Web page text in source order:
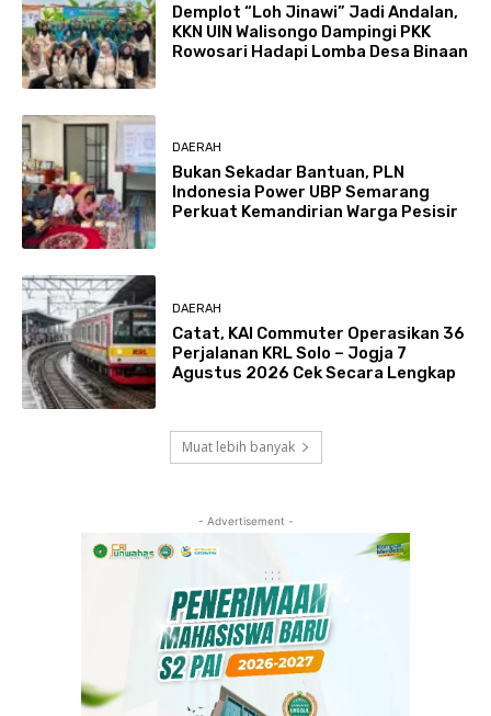
Demplot “Loh Jinawi” Jadi Andalan,
KKN UIN Walisongo Dampingi PKK
Rowosari Hadapi Lomba Desa Binaan
DAERAH
Bukan Sekadar Bantuan, PLN
Indonesia Power UBP Semarang
Perkuat Kemandirian Warga Pesisir
DAERAH
Catat, KAI Commuter Operasikan 36
Perjalanan KRL Solo – Jogja 7
Agustus 2026 Cek Secara Lengkap
Muat lebih banyak
- Advertisement -